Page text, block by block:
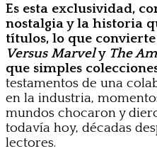
Es esta exclusividad,
nostalgia y la historia
títulos, lo que
Versus Marvely The
que simples
testamentos de una
en la industria,
mundos chocaron y
todavía hoy, décadas
lectores.